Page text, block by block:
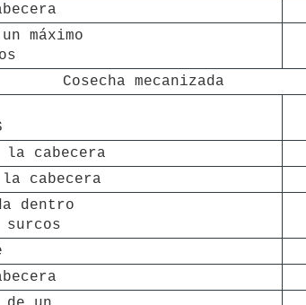
máximo
Cosecha mecanizada
la cabecera
cabecera
dentro
surcos